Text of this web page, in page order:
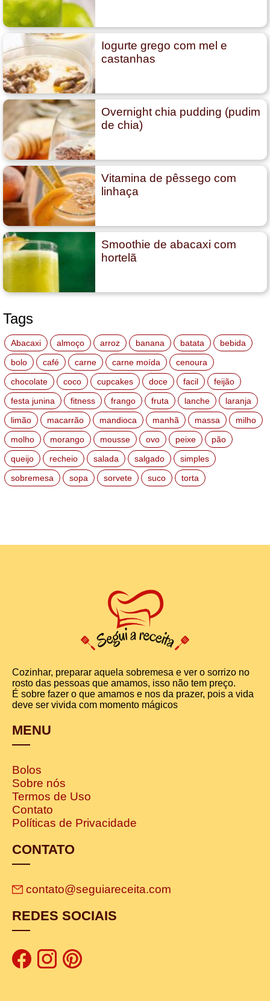
Iogurte grego com mel e
castanhas
Overnight chia pudding (pudim
de chia)
Vitamina de pêssego com
linhaça
Smoothie de abacaxi com
hortelã
Tags
Abacaxi almoço arroz banana batata
bebida
bolo
café carne carne moída
cenoura
chocolate
coco cupcakes doce facil
feijão
festa junina
fitness frango fruta lanche
laranja
limão
macarrão mandioca manhã massa
milho
molho
morango mousse ovo peixe
pão
queijo
recheio salada salgado
simples
sobremesa
sopa sorvete suco torta
Cozinhar, preparar aquela sobremesa e ver o sorrizo no
rosto das pessoas que amamos, isso não tem preço.
É sobre fazer o que amamos e nos da prazer, pois a vida
deve ser vivida com momento mágicos
MENU
Bolos
Sobre nós
Termos de Uso
Contato
Políticas de Privacidade
CONTATO
contato@seguiareceita.com
REDES SOCIAIS